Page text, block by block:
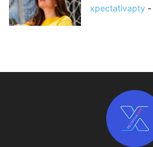
xpectativapty -